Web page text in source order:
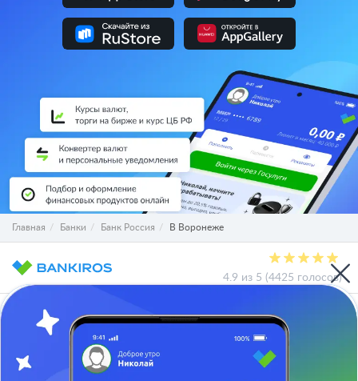
Главная Банки Банк Россия В Воронеже
4.9 из 5 (4425 голосов)
О проекте СМИ о нас Авторы и эксперты
Вакансии